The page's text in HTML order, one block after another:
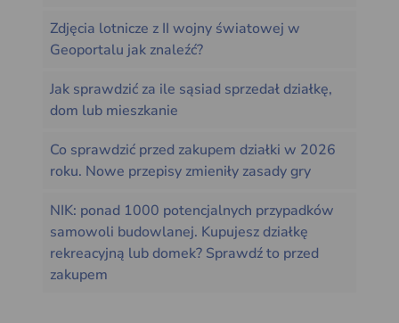
Zdjęcia lotnicze z II wojny światowej w
Geoportalu jak znaleźć?
Jak sprawdzić za ile sąsiad sprzedał działkę,
dom lub mieszkanie
Co sprawdzić przed zakupem działki w 2026
roku. Nowe przepisy zmieniły zasady gry
NIK: ponad 1000 potencjalnych przypadków
samowoli budowlanej. Kupujesz działkę
rekreacyjną lub domek? Sprawdź to przed
zakupem